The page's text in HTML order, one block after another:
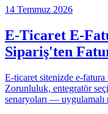
14 Temmuz 2026
E-Ticaret E-
Sipariş'ten
E-ticaret sitenizde e-
Zorunluluk, entegratör
senaryoları — uygulamalı